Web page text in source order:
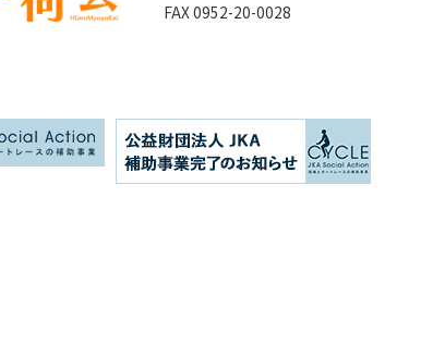
FAX 0952-20-0028